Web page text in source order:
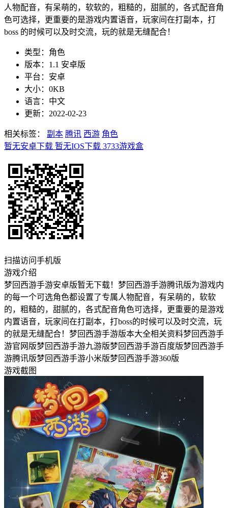
人物配音，有呆萌的，软软的，粗糙的，甜腻的，各式配音角
色可选择，更重要的是游戏内置语音，玩家间在打副本，打
boss 的时候可以及时交流，玩的就是无缝配合！
类型：角色
版本：1.1 安卓版
平台：安卓
大小：0KB
语言：中文
更新：2022-02-23
相关标签： 副本 腾讯 西游 角色
暂无安卓下载 暂无IOS下载 3733游戏盒
扫描访问手机版
游戏介绍
梦回西游手游安卓版暂无下载！梦回西游手游腾讯版为游戏内
的每一个可选角色都设置了专属人物配音，有呆萌的，软软
的，粗糙的，甜腻的，各式配音角色可选择，更重要的是游戏
内置语音，玩家间在打副本，打boss的时候可以及时交流，玩
的就是无缝配合！梦回西游手游版本大全相关资料梦回西游手
游官网版梦回西游手游九游版梦回西游手游百度版梦回西游手
游腾讯版梦回西游手游小米版梦回西游手游360版
游戏截图